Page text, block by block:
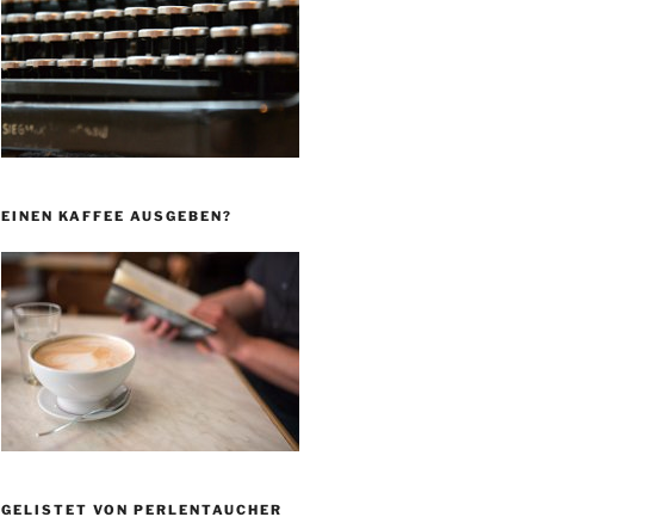
EINEN KAFFEE AUSGEBEN?
GELISTET VON PERLENTAUCHER